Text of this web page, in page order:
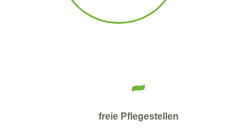
-
freie Pflegestellen